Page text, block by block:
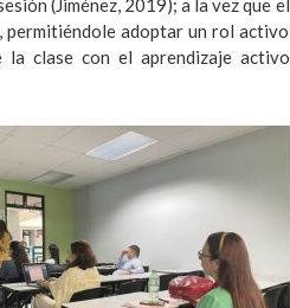
(Jiménez, 2019); a la vez que el
permitiéndole adoptar un rol activo
la clase con el aprendizaje activo